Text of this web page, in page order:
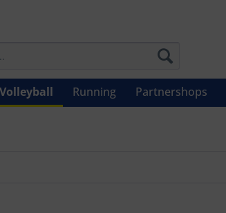
Volleyball Running Partnershops